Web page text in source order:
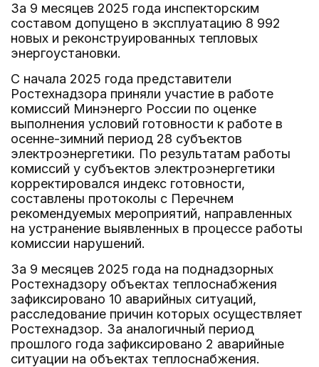
За 9 месяцев 2025 года инспекторским
составом допущено в эксплуатацию 8 992
новых и реконструированных тепловых
энергоустановки.
С начала 2025 года представители
Ростехнадзора приняли участие в работе
комиссий Минэнерго России по оценке
выполнения условий готовности к работе в
осенне-зимний период 28 субъектов
электроэнергетики. По результатам работы
комиссий у субъектов электроэнергетики
корректировался индекс готовности,
составлены протоколы с Перечнем
рекомендуемых мероприятий, направленных
на устранение выявленных в процессе работы
комиссии нарушений.
За 9 месяцев 2025 года на поднадзорных
Ростехнадзору объектах теплоснабжения
зафиксировано 10 аварийных ситуаций,
расследование причин которых осуществляет
Ростехнадзор. За аналогичный период
прошлого года зафиксировано 2 аварийные
ситуации на объектах теплоснабжения.